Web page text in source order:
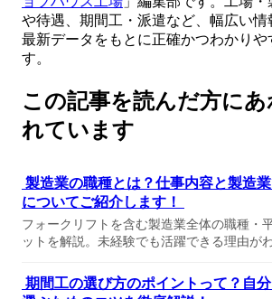
や待遇、期間工・派遣など、幅広い情
最新データをもとに正確かつわかりや
す。
この記事を読んだ方にあ
れています
製造業の職種とは？仕事内容と製造
についてご紹介します！
フォークリフトを含む製造業全体の職種・
ットを解説。未経験でも活躍できる理由が
期間工の選び方のポイントって？自